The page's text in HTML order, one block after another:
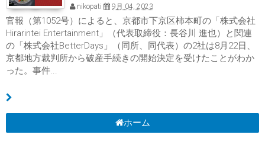
nikopati 9月 04, 2023
官報（第1052号）によると、京都市下京区柿本町の「株式会社
Hirarintei Entertainment」（代表取締役：長谷川 進也）と関連
の「株式会社BetterDays」（同所、同代表）の2社は8月22日、
京都地方裁判所から破産手続きの開始決定を受けたことがわか
った。事件...
ホーム